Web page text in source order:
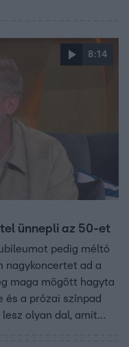
8:14
ünnepli az 50-et
pedig méltó
nagykoncertet ad a
maga mögött hagyta
és a prózai színpad
olyan dal, amit